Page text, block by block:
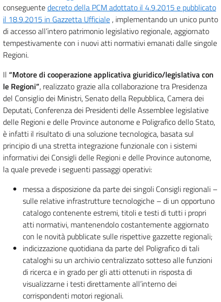
conseguentedecreto della PCM adottato il 4.9.2015 e pubblicato
il 18.9.2015 in Gazzetta Ufficiale , implementando un unico punto
di accesso all’intero patrimonio legislativo regionale, aggiornato
tempestivamente con i nuovi atti normativi emanati dalle singole
Regioni.
Il “Motore di cooperazione applicativa giuridico/legislativa con
le Regioni”, realizzato grazie alla collaborazione tra Presidenza
del Consiglio dei Ministri, Senato della Repubblica, Camera dei
Deputati, Conferenza dei Presidenti delle Assemblee legislative
delle Regioni e delle Province autonome e Poligrafico dello Stato,
è infatti il risultato di una soluzione tecnologica, basata sul
principio di una stretta integrazione funzionale con i sistemi
informativi dei Consigli delle Regioni e delle Province autonome,
la quale prevede i seguenti passaggi operativi:
messa a disposizione da parte dei singoli Consigli regionali –
sulle relative infrastrutture tecnologiche – di un opportuno
catalogo contenente estremi, titoli e testi di tutti i propri
atti normativi, mantenendolo costantemente aggiornato
con le novità pubblicate sulle rispettive gazzette regionali;
indicizzazione quotidiana da parte del Poligrafico di tali
cataloghi su un archivio centralizzato sotteso alle funzioni
di ricerca e in grado per gli atti ottenuti in risposta di
visualizzarne i testi direttamente all’interno dei
corrispondenti motori regionali.